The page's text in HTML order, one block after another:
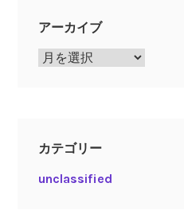
アーカイブ
ア
カテゴリー
unclassified